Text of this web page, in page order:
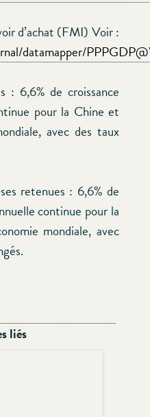
d’achat (FMI) Voir :
datamapper/
: 6,6% de croissance
pour la Chine et
avec des taux
retenues : 6,6% de
continue pour la
mondiale, avec
liés